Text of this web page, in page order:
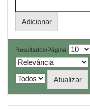
Resultados/Página